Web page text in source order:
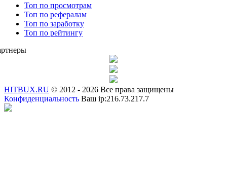
Топ по просмотрам
Топ по рефералам
Топ по заработку
Топ по рейтингу
HITBUX.RU © 2012 - 2026 Все права защищены
Конфиденциальность Ваш ip:216.73.217.7